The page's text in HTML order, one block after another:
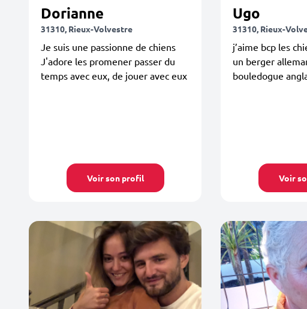
Dorianne
31310, Rieux-Volvestre
Je suis une passionne de chiens
J'adore les promener passer du
temps avec eux, de jouer avec eux
Voir son profil
Ugo
31310, Rieux-
j’aime bcp les
un berger
bouledogue
Voir